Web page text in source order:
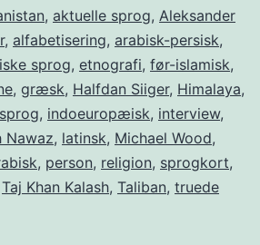
, aktuelle sprog, Aleksander
, alfabetisering, arabisk-persisk,
sprog, etnografi, før-islamisk,
, græsk, Halfdan Siiger, Himalaya,
, indoeuropæisk, interview,
Nawaz, latinsk, Michael Wood,
, person, religion, sprogkort,
Taj Khan Kalash, Taliban, truede